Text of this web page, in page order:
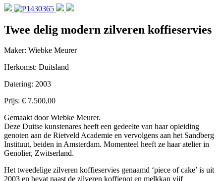
Twee delig modern zilveren koffieservies
Maker: Wiebke Meurer
Herkomst: Duitsland
Datering: 2003
Prijs: € 7.500,00
Gemaakt door Wiebke Meurer.
Deze Duitse kunstenares heeft een gedeelte van haar opleiding
genoten aan de Rietveld Academie en vervolgens aan het Sandberg
Instituut, beiden in Amsterdam. Momenteel heeft ze haar atelier in
Genolier, Zwitserland.
Het tweedelige zilveren koffieservies genaamd ‘piece of cake’ is uit
2003 en bevat naast de zilveren koffiepot en melkkan vijf